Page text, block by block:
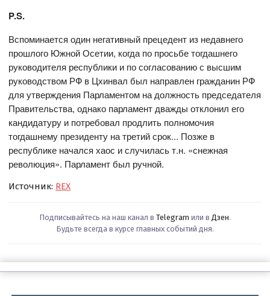
P.S.
Вспоминается один негативный прецедент из недавнего
прошлого Южной Осетии, когда по просьбе тогдашнего
руководителя республики и по согласованию с высшим
руководством РФ в Цхинвал был направлен гражданин РФ
для утверждения Парламентом на должность председателя
Правительства, однако парламент дважды отклонил его
кандидатуру и потребовал продлить полномочия
тогдашнему президенту на третий срок... Позже в
республике начался хаос и случилась т.н. «снежная
революция». Парламент был ручной.
Источник: REX
Подписывайтесь на наш канал в Telegram или в Дзен.
Будьте всегда в курсе главных событий дня.